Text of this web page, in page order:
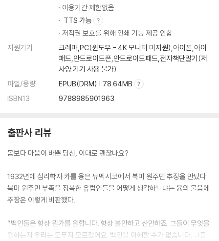
이용기간 제한없음
TTS 가능
저작권 보호를 위해 인쇄 기능 제공 안함
지원기기
크레마,PC(윈도우 - 4K 모니터 미지원),아이폰,아이
패드,안드로이드폰,안드로이드패드,전자책단말기(저
사양 기기 사용 불가)
파일/용량
EPUB(DRM) | 78.64MB
ISBN13
9788985901963
출판사 리뷰
몸보다 마음이 바쁜 당신, 이대로 괜찮나요?
1932년에 심리학자 카를 융은 뉴멕시코에서 북미 원주민 추장을 만났다.
북미 원주민 부족을 정복한 유럽인들을 어떻게 생각하느냐는 융의 물음에
추장은 이렇게 비판했다.
“백인들은 항상 뭔가를 원합니다. 항상 불안하고 산만하죠. 그들이 무엇을
원하는지 우리는 도무지 모르겠어요. 백인을 이해할 수가 없습니다. 그들